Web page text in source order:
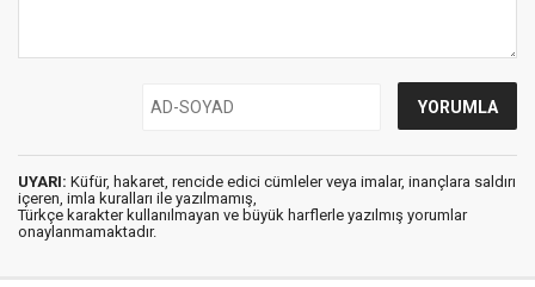
UYARI: Küfür, hakaret, rencide edici cümleler veya imalar, inançlara saldırı
içeren, imla kuralları ile yazılmamış,
Türkçe karakter kullanılmayan ve büyük harflerle yazılmış yorumlar
onaylanmamaktadır.